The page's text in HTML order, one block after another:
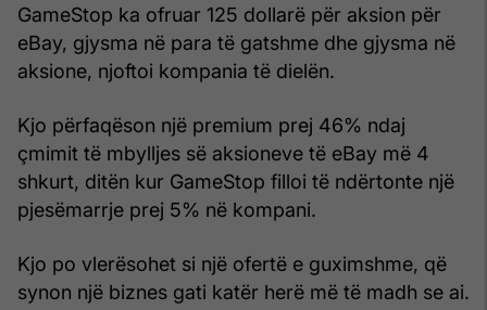
GameStop ka ofruar 125 dollarë për aksion për
eBay, gjysma në para të gatshme dhe gjysma në
aksione, njoftoi kompania të dielën.
Kjo përfaqëson një premium prej 46% ndaj
çmimit të mbylljes së aksioneve të eBay më 4
shkurt, ditën kur GameStop filloi të ndërtonte një
pjesëmarrje prej 5% në kompani.
Kjo po vlerësohet si një ofertë e guximshme, që
synon një biznes gati katër herë më të madh se ai.